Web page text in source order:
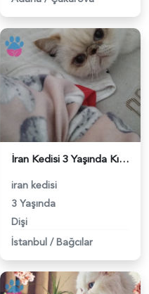
İran Kedisi 3 Yaşında Kızgınlıkta - 118983203
iran kedisi
3 Yaşında
Dişi
İstanbul / Bağcılar